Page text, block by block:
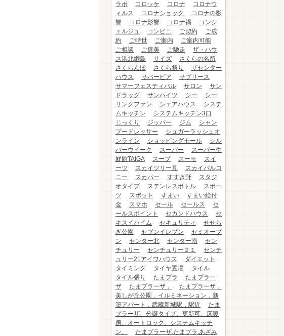
ラボ
コロッケ コロナ
コロナウ
ィルス
コロナショック
コロナの影
響
コロナ影響 コロナ禍
コンシ
ェルジュ
コンビニ ご契約
ご成
約
ご時世 ご案内
ご案内可能
ご相談
ご褒美 ご馳走
ザ・ハウ
ス港北綱島
サイズ
さくらの名所
さくらんぼ
さくら祭り
ザセンター
ハウス
サバービア
サブリース
サマーフェスティバル
サロン
サン
ドラッグ
サンハイツ シー
シー
リングファン
シェアハウス
システ
ムキッチン
システムキッチン3口
じっくり
ジッパー ジム
シャン
プードレッサー
シュガーラッシュオ
ンライン
ショッピングモール
シル
バーウイーク
スーパー
スーパー生
鮮館TAIGA
スープ スーモ
スイ
ーツ
スカイツリー見
スカイバルコ
ニー
スカパー すすき野
スタジ
オタイプ
ステンレスボトル
スポー
ツ
スポット すまい
すまい給付
金
スマホ セール セールス
セ
ールスポイント
セカンドハウス
セ
キスイハイム
セキュリティ
せせら
ぎ公園
セブンイレブン
セミオープ
ン
センター北 センター南
セン
チュリー
センチュリー２１
センチ
ュリー21アイワハウス
ダイエット
タイミング
タイヤ置場
タイル
タイル張り
たまプラ
たまプラー
ザ
たまプラーザ，
たまプラーザ，
美しが丘公園，イルミネーション，新
築アパート，武蔵新城駅，駅近
たま
プラーザ、分譲タイプ、更新可、床暖
房、オートロック、システムキッチ
ン、
たまプラーザ.たまプラ.あざみ